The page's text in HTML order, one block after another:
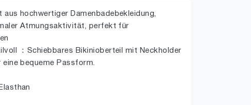
hochwertiger Damenbadebekleidung,
Atmungsaktivität, perfekt für
：Schiebbares Bikinioberteil mit Neckholder
bequeme Passform.